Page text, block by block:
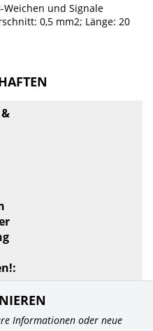
Weichen und Signale
0,5 mm2; Länge: 20
Informationen oder neue